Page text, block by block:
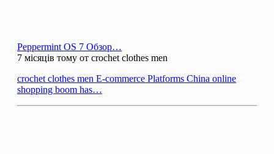
Peppermint OS 7 Обзор…
7 місяців тому от crochet clothes men
crochet clothes men E-commerce Platforms China online
shopping boom has…